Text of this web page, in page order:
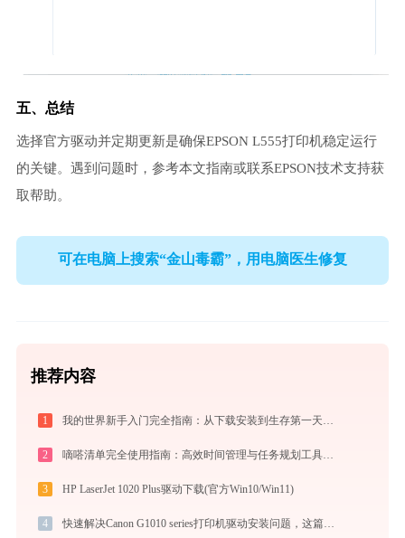
五、总结
选择官方驱动并定期更新是确保EPSON L555打印机稳定运行
的关键。遇到问题时，参考本文指南或联系EPSON技术支持获
取帮助。
可在电脑上搜索“金山毒霸”，用电脑医生修复
推荐内容
1
2 嘀嗒清单完全使用指南：高效时间管理与任务规划工具，让你的每一天井井有条
3 HP LaserJet 1020 Plus驱动下载(官方Win10/Win11)
4 快速解决Canon G1010 series打印机驱动安装问题，这篇文章告诉你方法